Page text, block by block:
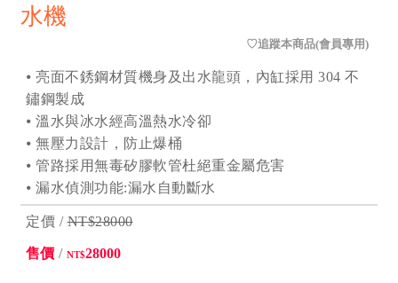
水機
⦁ 亮面不銹鋼材質機身及出水龍頭，內缸採用 304 不
鏽鋼製成
⦁ 溫水與冰水經高溫熱水冷卻
⦁ 無壓力設計，防止爆桶
⦁ 管路採用無毒矽膠軟管杜絕重金屬危害
⦁ 漏水偵測功能:漏水自動斷水
定價 /NT$28000
售價 / NT$28000